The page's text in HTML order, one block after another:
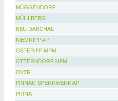
MÜGGENDORF
MÜHLBERG
NEU DARCHAU
NIEGRIPP AP
OSTERIFF MPM
OTTERNDORF MPM
OVER
PINNAU-SPERRWERK AP
PIRNA